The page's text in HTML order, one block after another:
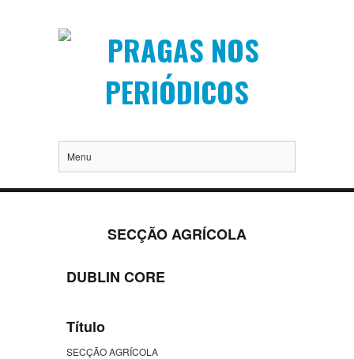
Menu
SECÇÃO AGRÍCOLA
DUBLIN CORE
Título
SECÇÃO AGRÍCOLA